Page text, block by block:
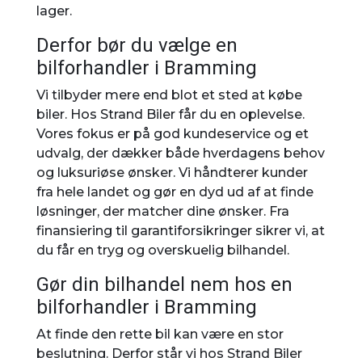
lager.
Derfor bør du vælge en
bilforhandler i Bramming
Vi tilbyder mere end blot et sted at købe
biler. Hos Strand Biler får du en oplevelse.
Vores fokus er på god kundeservice og et
udvalg, der dækker både hverdagens behov
og luksuriøse ønsker. Vi håndterer kunder
fra hele landet og gør en dyd ud af at finde
løsninger, der matcher dine ønsker. Fra
finansiering til garantiforsikringer sikrer vi, at
du får en tryg og overskuelig bilhandel.
Gør din bilhandel nem hos en
bilforhandler i Bramming
At finde den rette bil kan være en stor
beslutning. Derfor står vi hos Strand Biler